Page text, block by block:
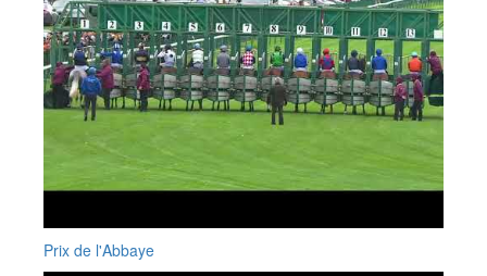
Prix de l'Abbaye